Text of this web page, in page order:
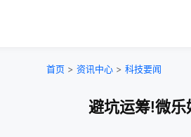
首页 > 资讯中心 > 科技要闻
避坑运筹!微